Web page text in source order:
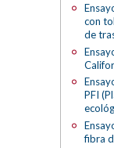
con
de
PFI
fibra